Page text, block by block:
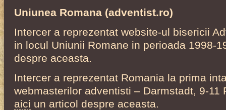
Uniunea Romana (adventist.ro)
Intercer a reprezentat website-ul bisericii
in locul Uniunii Romane in perioada 1998-
despre aceasta.
Intercer a reprezentat Romania la prima
webmasterilor adventisti – Darmstadt, 9-
aici un articol despre aceasta.